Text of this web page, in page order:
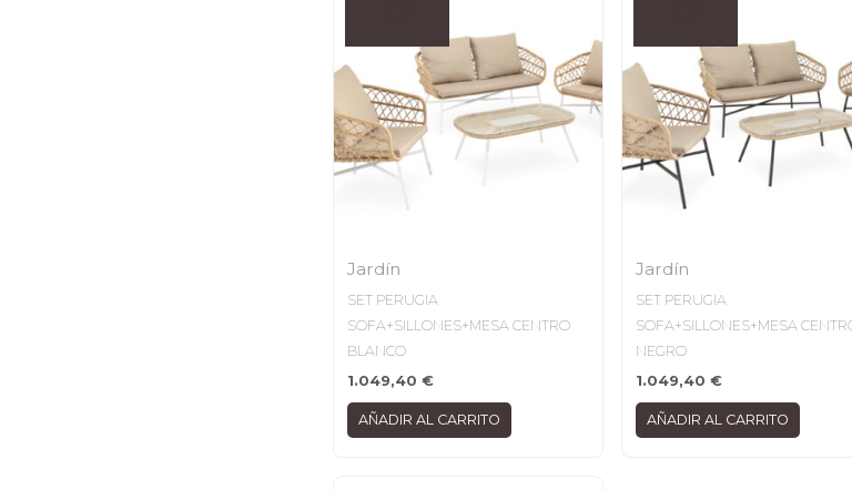
Jardín
SET PERUGIA
SOFA+SILLONES+MESA CENTRO
BLANCO
1.049,40 €
AÑADIR AL CARRITO
Jardín
SET PERUGIA
SOFA+SILLONES+MESA
NEGRO
1.049,40 €
AÑADIR AL CARRITO